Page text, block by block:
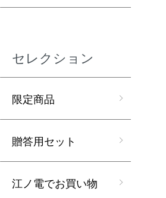
セレクション
限定商品
贈答用セット
江ノ電でお買い物